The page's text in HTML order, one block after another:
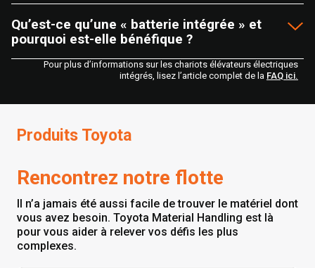
Qu’est-ce qu’une « batterie intégrée » et
pourquoi est-elle bénéfique ?
Pour plus d’informations sur les chariots élévateurs électriques
intégrés, lisez l’article complet de la FAQ ici.
Produits Toyota
Rencontrez notre flotte
Il n’a jamais été aussi facile de trouver le matériel dont
vous avez besoin. Toyota Material Handling est là
pour vous aider à relever vos défis les plus
complexes.